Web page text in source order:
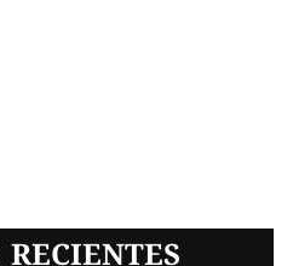
RECIENTES